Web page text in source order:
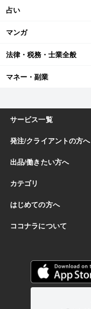
占い
マンガ
法律・税務・士業全般
マネー・副業